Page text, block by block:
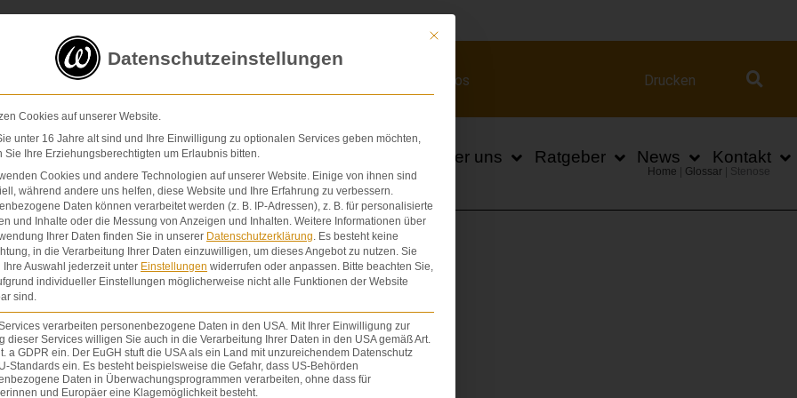
E-Mail Videos Drucken
& Schadensersatz Über uns Ratgeber News Kontakt
Home Glossar| Stenose
Mit diesem Button wird der Dialog geschlossen. Seine Funktionalität ist
Datenschutzeinstellungen
Cookies auf unserer Website.
unter 16 Jahre alt sind und Ihre Einwilligung zu optionalen Services geben möchten,
Sie Ihre Erziehungsberechtigten um Erlaubnis bitten.
Cookies und andere Technologien auf unserer Website. Einige von ihnen sind
während andere uns helfen, diese Website und Ihre Erfahrung zu verbessern.
Daten können verarbeitet werden (z. B. IP-Adressen), z. B. für personalisierte
und Inhalte oder die Messung von Anzeigen und Inhalten. Weitere Informationen über
Ihrer Daten finden Sie in unserer Datenschutzerklärung. Es besteht keine
in die Verarbeitung Ihrer Daten einzuwilligen, um dieses Angebot zu nutzen. Sie
Ihre Auswahl jederzeit unter Einstellungen widerrufen oder anpassen. Bitte beachten Sie,
individueller Einstellungen möglicherweise nicht alle Funktionen der Website
sind.
verarbeiten personenbezogene Daten in den USA. Mit Ihrer Einwilligung zur
dieser Services willigen Sie auch in die Verarbeitung Ihrer Daten in den USA gemäß Art.
a GDPR ein. Der EuGH stuft die USA als ein Land mit unzureichendem Datenschutz
Standards ein. Es besteht beispielsweise die Gefahr, dass US-Behörden
Daten in Überwachungsprogrammen verarbeiten, ohne dass für
und Europäer eine Klagemöglichkeit besteht.